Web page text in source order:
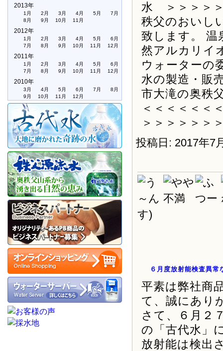
2013年
1月 2月 3月 4月 5月
7月
8月
9月 10月 11月
2012年
1月 2月 3月 4月 5月
6月
7月
8月 9月 10月 11月 12月
2011年
1月 2月 3月 4月 5月
6月
7月
8月 9月 10月 11月 12月
2010年
3月 4月 5月 6月 7月
8月
9月
10月 11月 12月
水 ＞＞＞＞
秩父のおいし
致します。 温
然アルカリイ
ウォーターの
水の製造・販
市大滝の奥秩
＜＜＜＜＜＜
＞＞＞＞＞＞
投稿日: 2017年7
す)
６月度放射能検査異常
平素は弊社商
て、誠にあり
さて、６月２
の「古代水」
放射能は検出